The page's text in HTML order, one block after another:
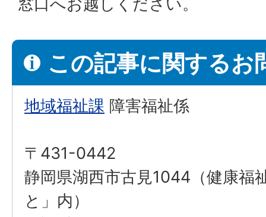
この記事に関するお
地域福祉課 障害福祉係
〒431-0442
静岡県湖西市古見1044（健康福
と」内）